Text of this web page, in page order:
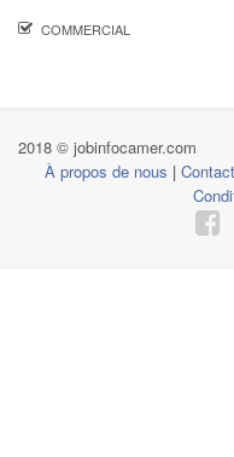
COMMERCIAL
2018 © jobinfocamer.com
À propos de nous |